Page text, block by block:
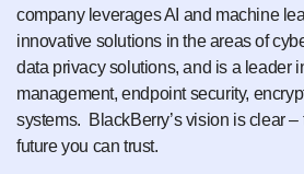
company leverages AI and machine
innovative solutions in the areas of
data privacy solutions, and is a leader
management, endpoint security,
systems. BlackBerry’s vision is clear
future you can trust.